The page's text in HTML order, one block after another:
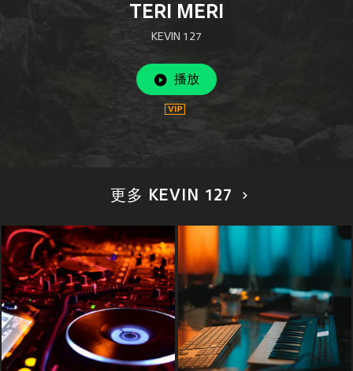
TERI MERI
KEVIN 127
播放
更多 KEVIN 127